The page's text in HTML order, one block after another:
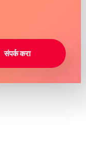
संपर्क करा